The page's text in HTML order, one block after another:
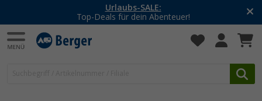
-20% auf Kleidung und Schuhe
Mit dem Aktionscode